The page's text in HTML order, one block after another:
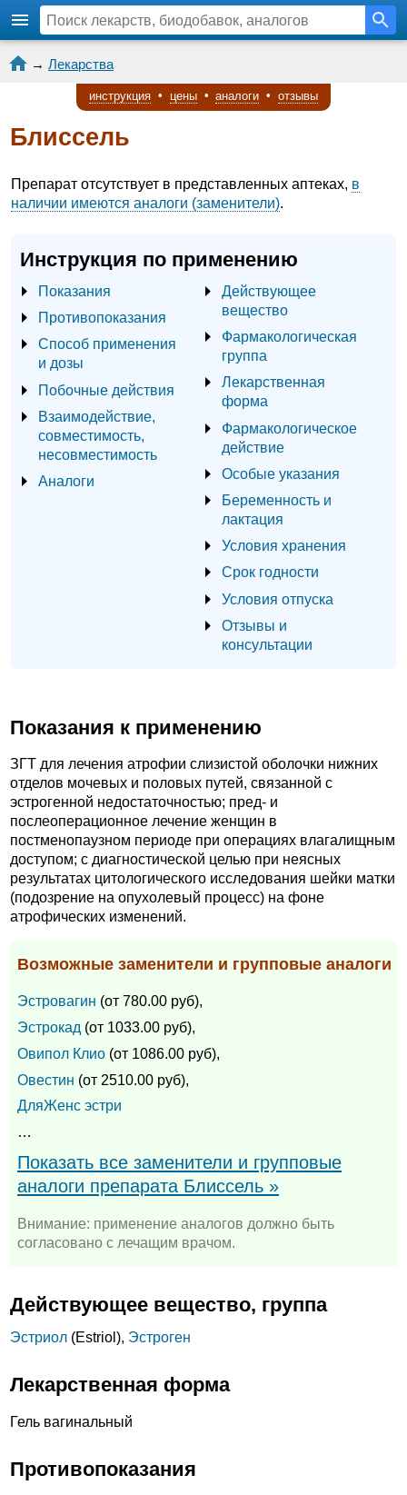
→ Лекарства
инструкция • цены • аналоги • отзывы
Блиссель
Препарат отсутствует в представленных аптеках, в
наличии имеются аналоги (заменители).
Инструкция по применению
Показания
Противопоказания
Способ применения
и дозы
Побочные действия
Взаимодействие,
совместимость,
несовместимость
Аналоги
Действующее
вещество
Фармакологическая
группа
Лекарственная
форма
Фармакологическое
действие
Особые указания
Беременность и
лактация
Условия хранения
Срок годности
Условия отпуска
Отзывы и
консультации
Показания к применению
ЗГТ для лечения атрофии слизистой оболочки нижних
отделов мочевых и половых путей, связанной с
эстрогенной недостаточностью; пред- и
послеоперационное лечение женщин в
постменопаузном периоде при операциях влагалищным
доступом; с диагностической целью при неясных
результатах цитологического исследования шейки матки
(подозрение на опухолевый процесс) на фоне
атрофических изменений.
Возможные заменители и групповые аналоги
Эстровагин (от 780.00 руб),
Эстрокад (от 1033.00 руб),
Овипол Клио (от 1086.00 руб),
Овестин (от 2510.00 руб),
ДляЖенс эстри
…
Показать все заменители и групповые
аналоги препарата Блиссель »
Внимание: применение аналогов должно быть
согласовано с лечащим врачом.
Действующее вещество, группа
Эстриол (Estriol), Эстроген
Лекарственная форма
Гель вагинальный
Противопоказания